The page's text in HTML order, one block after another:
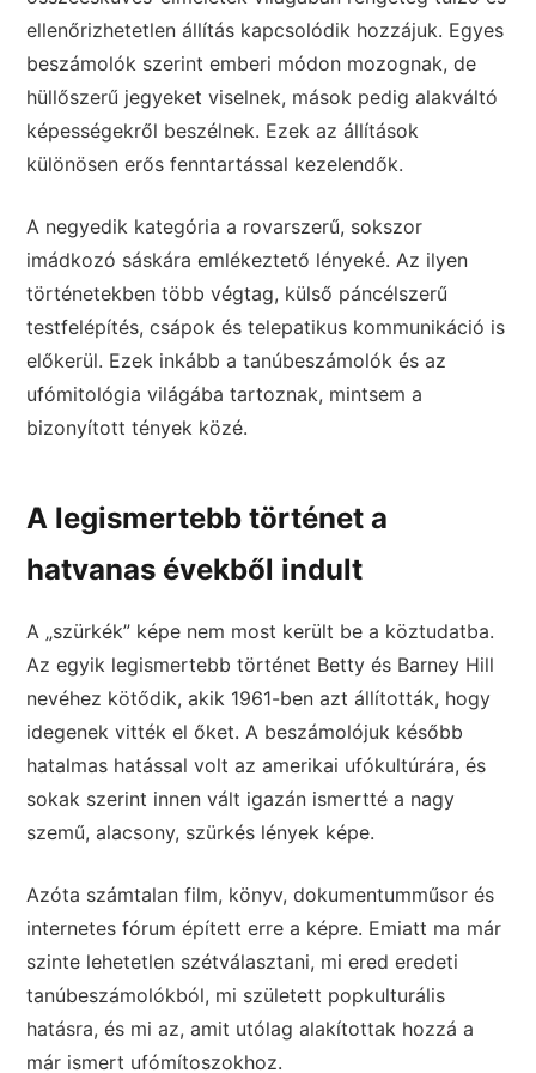
ellenőrizhetetlen állítás kapcsolódik hozzájuk. Egyes
beszámolók szerint emberi módon mozognak, de
hüllőszerű jegyeket viselnek, mások pedig alakváltó
képességekről beszélnek. Ezek az állítások
különösen erős fenntartással kezelendők.
A negyedik kategória a rovarszerű, sokszor
imádkozó sáskára emlékeztető lényeké. Az ilyen
történetekben több végtag, külső páncélszerű
testfelépítés, csápok és telepatikus kommunikáció is
előkerül. Ezek inkább a tanúbeszámolók és az
ufómitológia világába tartoznak, mintsem a
bizonyított tények közé.
A legismertebb történet a
hatvanas évekből indult
A „szürkék” képe nem most került be a köztudatba.
Az egyik legismertebb történet Betty és Barney Hill
nevéhez kötődik, akik 1961-ben azt állították, hogy
idegenek vitték el őket. A beszámolójuk később
hatalmas hatással volt az amerikai ufókultúrára, és
sokak szerint innen vált igazán ismertté a nagy
szemű, alacsony, szürkés lények képe.
Azóta számtalan film, könyv, dokumentumműsor és
internetes fórum épített erre a képre. Emiatt ma már
szinte lehetetlen szétválasztani, mi ered eredeti
tanúbeszámolókból, mi született popkulturális
hatásra, és mi az, amit utólag alakítottak hozzá a
már ismert ufómítoszokhoz.